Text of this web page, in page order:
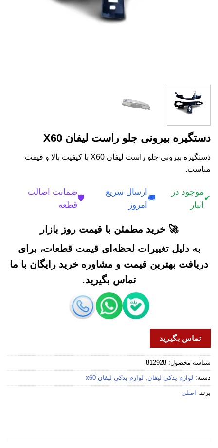
دستگیره بیرونی جلو راست لیفان X60
دستگیره بیرونی جلو راست لیفان X60 با کیفیت بالا و قیمت
مناسب.
✔
موجود در
انبار
🚚
ارسال سریع
امروز
🛡️
ضمانت اصالت
قطعه
🚀 خرید مطمئن با قیمت روز بازار
به دلیل تغییرات لحظه‌ای قیمت قطعات، برای
دریافت بهترین قیمت و مشاوره خرید رایگان با ما
تماس بگیرید.
تماس بگیرید
شناسه محصول: 812928
دسته: لوازم یدکی لیفان, لوازم یدکی لیفان x60
برند: اصلی